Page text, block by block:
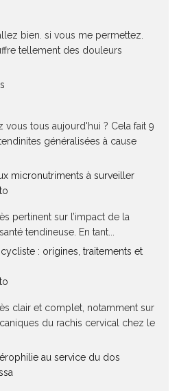
bien. si vous me permettez.
tellement des douleurs
vous tous aujourd'hui ? Cela fait 9
généralisées à cause
micronutriments à surveiller
pertinent sur l’impact de la
tendineuse. En tant...
: origines, traitements et
clair et complet, notamment sur
du rachis cervical chez le
au service du dos